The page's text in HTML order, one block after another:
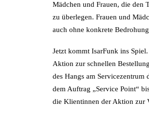
Mädchen und Frauen, die den
zu überlegen. Frauen und
auch ohne konkrete
Jetzt kommt IsarFunk ins
Aktion zur schnellen
des Hangs am
dem Auftrag „Service Point“
die Klientinnen der Aktion zur